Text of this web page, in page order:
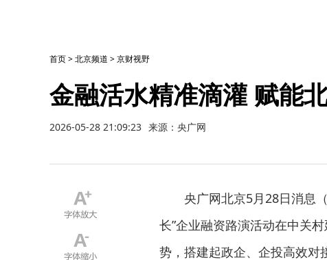
首页>北京频道 >京财视野
金融活水精准滴灌 赋能
2026-05-28 21:09:23 来源：央广网
央广网北京5月28日消息
长”企业融资路演活动在中关
势，搭建起政企、企投高效对